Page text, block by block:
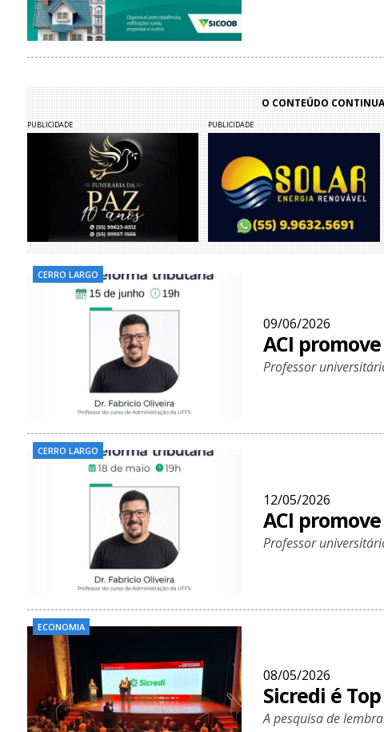
O CONTEÚDO
PUBLICIDADE PUBLICIDADE
CERRO LARGO
09/06/2026
ACI
Professor
CERRO LARGO
12/05/2026
ACI
Professor
ECONOMIA
08/05/2026
Sicredi é
A pesquisa de